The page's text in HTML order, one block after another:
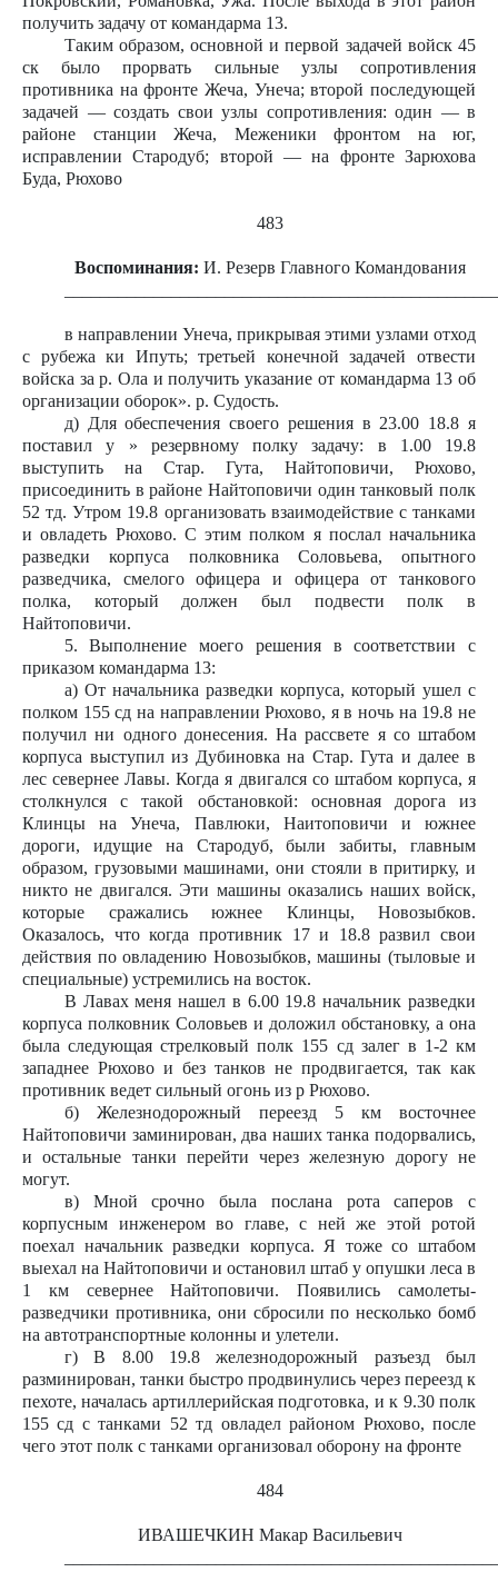
получить задачу от командарма 13.
Таким образом, основной и первой задачей войск 45
ск было прорвать сильные узлы сопротивления
противника на фронте Жеча, Унеча; второй последующей
задачей — создать свои узлы сопротивления: один — в
районе станции Жеча, Меженики фронтом на юг,
исправлении Стародуб; второй — на фронте Зарюхова
Буда, Рюхово
483
Воспоминания: И. Резерв Главного Командования
в направлении Унеча, прикрывая этими узлами отход
с рубежа ки Ипуть; третьей конечной задачей отвести
войска за р. Ола и получить указание от командарма 13 об
организации оборок». р. Судость.
д) Для обеспечения своего решения в 23.00 18.8 я
поставил у » резервному полку задачу: в 1.00 19.8
выступить на Стар. Гута, Найтоповичи, Рюхово,
присоединить в районе Найтоповичи один танковый полк
52 тд. Утром 19.8 организовать взаимодействие с танками
и овладеть Рюхово. С этим полком я послал начальника
разведки корпуса полковника Соловьева, опытного
разведчика, смелого офицера и офицера от танкового
полка, который должен был подвести полк в
Найтоповичи.
5. Выполнение моего решения в соответствии с
приказом командарма 13:
а) От начальника разведки корпуса, который ушел с
полком 155 сд на направлении Рюхово, я в ночь на 19.8 не
получил ни одного донесения. На рассвете я со штабом
корпуса выступил из Дубиновка на Стар. Гута и далее в
лес севернее Лавы. Когда я двигался со штабом корпуса, я
столкнулся с такой обстановкой: основная дорога из
Клинцы на Унеча, Павлюки, Наитоповичи и южнее
дороги, идущие на Стародуб, были забиты, главным
образом, грузовыми машинами, они стояли в притирку, и
никто не двигался. Эти машины оказались наших войск,
которые сражались южнее Клинцы, Новозыбков.
Оказалось, что когда противник 17 и 18.8 развил свои
действия по овладению Новозыбков, машины (тыловые и
специальные) устремились на восток.
В Лавах меня нашел в 6.00 19.8 начальник разведки
корпуса полковник Соловьев и доложил обстановку, а она
была следующая стрелковый полк 155 сд залег в 1-2 км
западнее Рюхово и без танков не продвигается, так как
противник ведет сильный огонь из р Рюхово.
б) Железнодорожный переезд 5 км восточнее
Найтоповичи заминирован, два наших танка подорвались,
и остальные танки перейти через железную дорогу не
могут.
в) Мной срочно была послана рота саперов с
корпусным инженером во главе, с ней же этой ротой
поехал начальник разведки корпуса. Я тоже со штабом
выехал на Найтоповичи и остановил штаб у опушки леса в
1 км севернее Найтоповичи. Появились самолеты-
разведчики противника, они сбросили по несколько бомб
на автотранспортные колонны и улетели.
г) В 8.00 19.8 железнодорожный разъезд был
разминирован, танки быстро продвинулись через переезд к
пехоте, началась артиллерийская подготовка, и к 9.30 полк
155 сд с танками 52 тд овладел районом Рюхово, после
чего этот полк с танками организовал оборону на фронте
484
ИВАШЕЧКИН Макар Васильевич